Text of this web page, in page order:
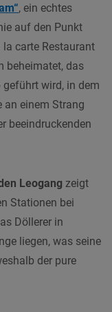
, ein echtes
auf den Punkt
carte Restaurant
beheimatet, das
wird, in dem
an einem Strang
beeindruckenden
Leogang zeigt
Stationen bei
Döllerer in
liegen, was seine
der pure